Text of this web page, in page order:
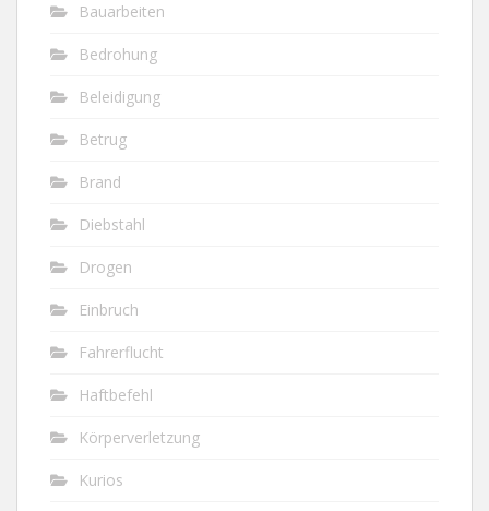
Bauarbeiten
Bedrohung
Beleidigung
Betrug
Brand
Diebstahl
Drogen
Einbruch
Fahrerflucht
Haftbefehl
Körperverletzung
Kurios